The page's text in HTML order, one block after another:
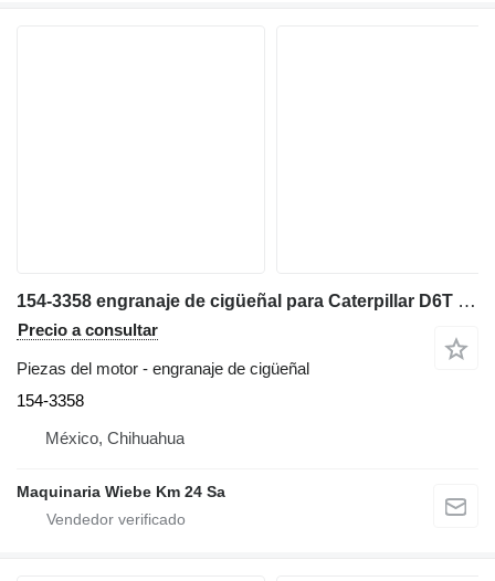
154-3358 engranaje de cigüeñal para Caterpillar D6T LGP bulldozer
Precio a consultar
Piezas del motor - engranaje de cigüeñal
154-3358
México, Chihuahua
Maquinaria Wiebe Km 24 Sa